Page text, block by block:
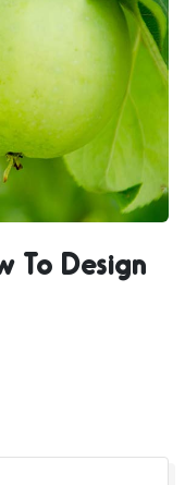
To Design